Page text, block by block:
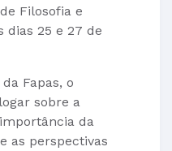
Filosofia e
dias 25 e 27 de
Fapas, o
sobre a
da
as perspectivas